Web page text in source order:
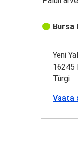
Bursa
Yeni
16245
Türgi
Vaata